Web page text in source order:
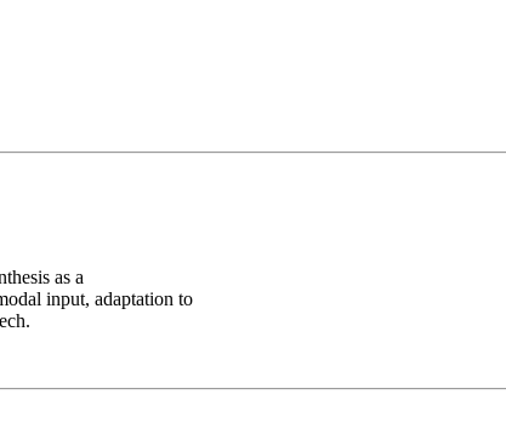
as a
input, adaptation to